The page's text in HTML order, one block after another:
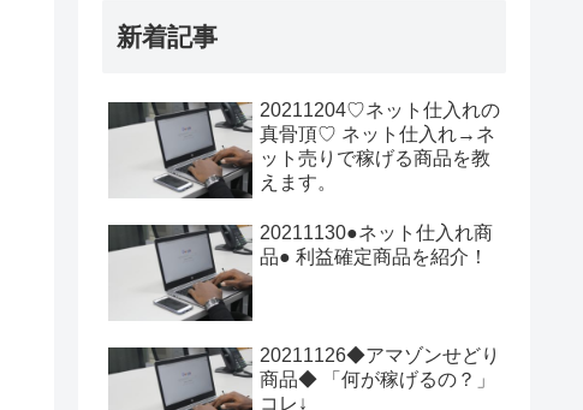
新着記事
20211204♡ネット仕入れの
真骨頂♡ ネット仕入れ→ネ
ット売りで稼げる商品を教
えます。
20211130●ネット仕入れ商
品● 利益確定商品を紹介！
20211126◆アマゾンせどり
商品◆ 「何が稼げるの？」
コレ↓